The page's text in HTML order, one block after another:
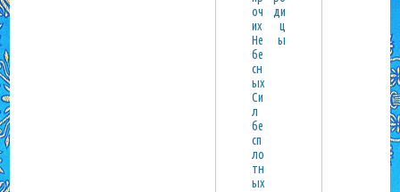
оч
их
Не
бе
сн
ых
Си
л
бе
сп
ло
тн
ых
ди
ц
ы